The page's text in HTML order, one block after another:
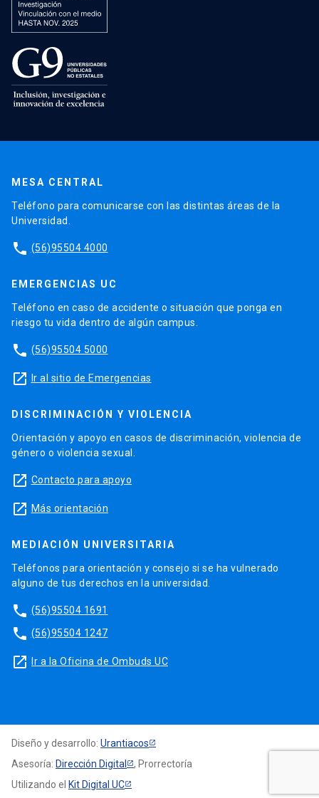
MESA CENTRAL
Teléfono para comunicarse con las distintas áreas de la
Universidad.
phone (56)95504 4000
EMERGENCIAS UC
Teléfono en caso de accidente o situación que ponga en
riesgo tu vida dentro de algún campus.
phone (56)95504 5000
launch Ir al sitio de Emergencias
DISCRIMINACIÓN Y VIOLENCIA
Orientación y apoyo en casos de discriminación, violencia de
género o violencia sexual.
launch Contacto para apoyo
launch Más orientación
MEDIACIÓN UNIVERSITARIA
Teléfonos para orientación y consejo si se ha vulnerado
alguno de tus derechos en la universidad.
phone (56)95504 1691
phone (56)95504 1247
launch Ir a la Oficina de Ombuds UC
Diseño y desarrollo: Urantiacos
Asesoría: Dirección Digital
, Prorrectoría
Utilizando el Kit Digital UC